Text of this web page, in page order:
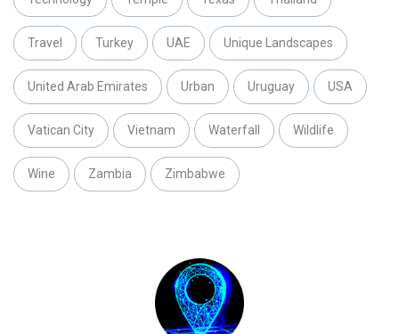
Travel Turkey UAE Unique Landscapes
United Arab Emirates Urban Uruguay USA
Vatican City Vietnam Waterfall Wildlife
Wine Zambia Zimbabwe